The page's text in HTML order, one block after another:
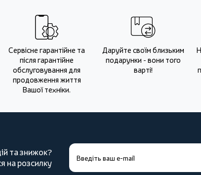
Сервісне гарантійне та
після гарантійне
обслуговування для
продовження життя
Вашої техніки.
Даруйте своїм близьким
подарунки - вони того
варті!
та знижок?
на розсилку